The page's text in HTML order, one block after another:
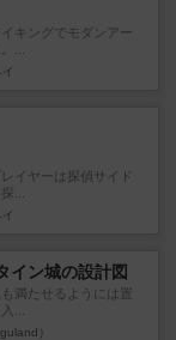
キングでモダンアー
...
イヤーは探偵サイド
...
イン城の設計図
満たせるようには置
...
）